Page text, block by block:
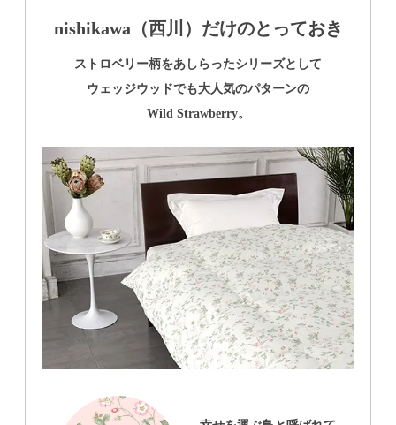
nishikawa（西川）だけのとっておき
ストロベリー柄をあしらったシリーズとして
ウェッジウッドでも大人気のパターンの
Wild Strawberry。